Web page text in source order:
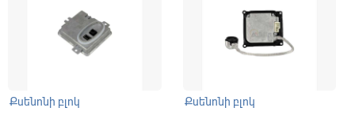
Քսենոնի բլոկ Քսենոնի բլոկ